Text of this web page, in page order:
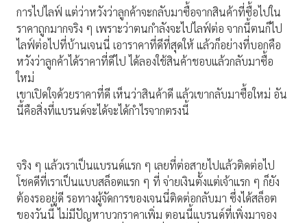
การไปไลฟ์ แต่ว่าหวังว่าลูกค้าจะกลับมาซื้อจากสินค้าที่ซื้อไปใน
ราคาถูกมากจริง ๆ เพราะว่าตนกำลังจะไปไลฟ์ต่อ จากนี้ตนก็ไป
ไลฟ์ต่อไปที่บ้านเจนนี่ เอาราคาที่ดีที่สุดให้ แล้วก็อย่างที่บอกคือ
หวังว่าลูกค้าได้ราคาที่ดีไป ได้ลองใช้สินค้าชอบแล้วกลับมาซื้อ
ใหม่
เขาเปิดใจด้วยราคาที่ดี เห็นว่าสินค้าดี แล้วเขากลับมาซื้อใหม่ อัน
นี้คือสิ่งที่แบรนด์จะได้จะได้กำไรจากตรงนี้
จริง ๆ แล้วเราเป็นแบรนด์แรก ๆ เลยที่ต่อสายไปแล้วติดต่อไป
โชคดีที่เราเป็นแบบสล็อตแรก ๆ ที่ จ่ายเงินตั้งแต่เจ้าแรก ๆ ก็ยัง
ต้องรออยู่ดี รอทางผู้จัดการของเจนนี่ติดต่อกลับมา ซึ่งได้สล็อต
ของวันนี้ ไม่มีปัญหาบวกราคาเพิ่ม ตอนนี้แบรนด์ที่เพิ่งมาจอง